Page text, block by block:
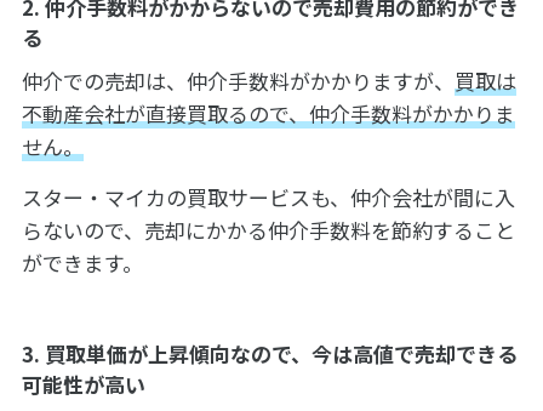
2. 仲介手数料がかからないので売却費用の節約ができ
る
仲介での売却は、仲介手数料がかかりますが、 買取は
不動産会社が直接買取るので、仲介手数料がかかりま
せん。
スター・マイカの買取サービスも、仲介会社が間に入
らないので、売却にかかる仲介手数料を節約すること
ができます。
3. 買取単価が上昇傾向なので、今は高値で売却できる
可能性が高い